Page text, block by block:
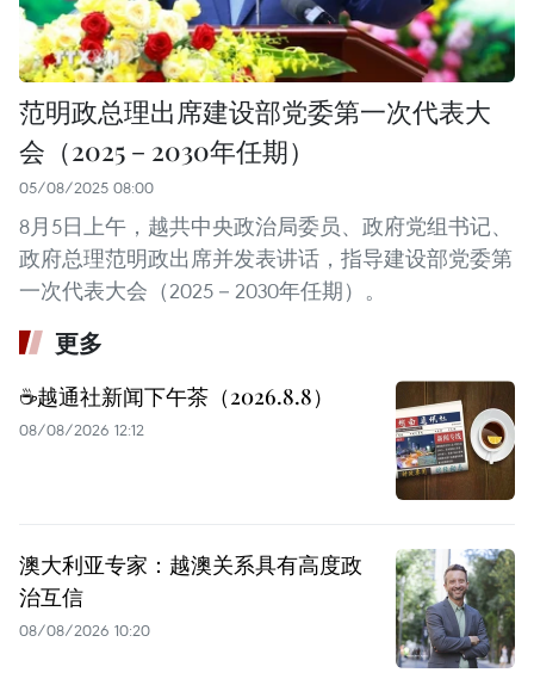
范明政总理出席建设部党委第一次代表大
会（2025－2030年任期）
05/08/2025 08:00
8月5日上午，越共中央政治局委员、政府党组书记、
政府总理范明政出席并发表讲话，指导建设部党委第
一次代表大会（2025－2030年任期）。
更多
☕️越通社新闻下午茶（2026.8.8）
08/08/2026 12:12
澳大利亚专家：越澳关系具有高度政
治互信
08/08/2026 10:20